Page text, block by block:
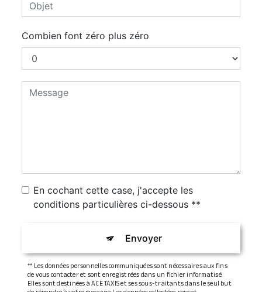
Combien font zéro plus zéro
En cochant cette case, j'accepte les
conditions particulières ci-dessous **
Envoyer
** Les données personnelles communiquées sont nécessaires aux fins
de vous contacter et sont enregistrées dans un fichier informatisé.
Elles sont destinées à ACE TAXIS et ses sous-traitants dans le seul but